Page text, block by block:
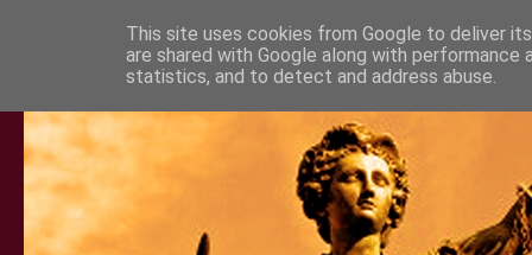
This site uses cookies from Google to deliver
are shared with Google along with
statistics, and to detect and address abuse.